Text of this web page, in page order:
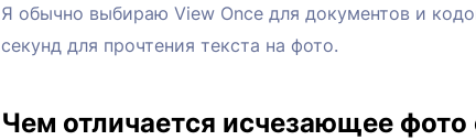
Я обычно выбираю View Once для документов и
секунд для прочтения текста на фото.
Чем отличается исчезающее фото